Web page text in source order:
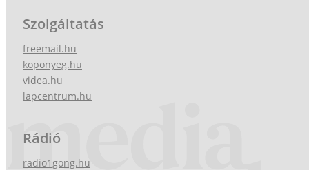
Szolgáltatás
freemail.hu
koponyeg.hu
videa.hu
lapcentrum.hu
Rádió
radio1gong.hu